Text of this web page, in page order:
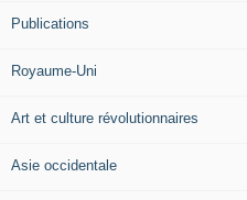
Publications
Royaume-Uni
Art et culture révolutionnaires
Asie occidentale